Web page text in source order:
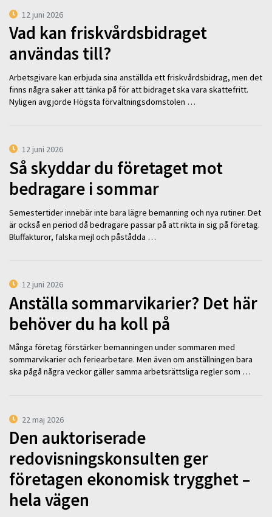
12 juni 2026
Vad kan friskvårdsbidraget
användas till?
Arbetsgivare kan erbjuda sina anställda ett friskvårdsbidrag, men det
finns några saker att tänka på för att bidraget ska vara skattefritt.
Nyligen avgjorde Högsta förvaltningsdomstolen …
12 juni 2026
Så skyddar du företaget mot
bedragare i sommar
Semestertider innebär inte bara lägre bemanning och nya rutiner. Det
är också en period då bedragare passar på att rikta in sig på företag.
Bluffakturor, falska mejl och påstådda …
12 juni 2026
Anställa sommarvikarier? Det här
behöver du ha koll på
Många företag förstärker bemanningen under sommaren med
sommarvikarier och feriearbetare. Men även om anställningen bara
ska pågå några veckor gäller samma arbetsrättsliga regler som …
22 maj 2026
Den auktoriserade
redovisningskonsulten ger
företagen ekonomisk trygghet –
hela vägen